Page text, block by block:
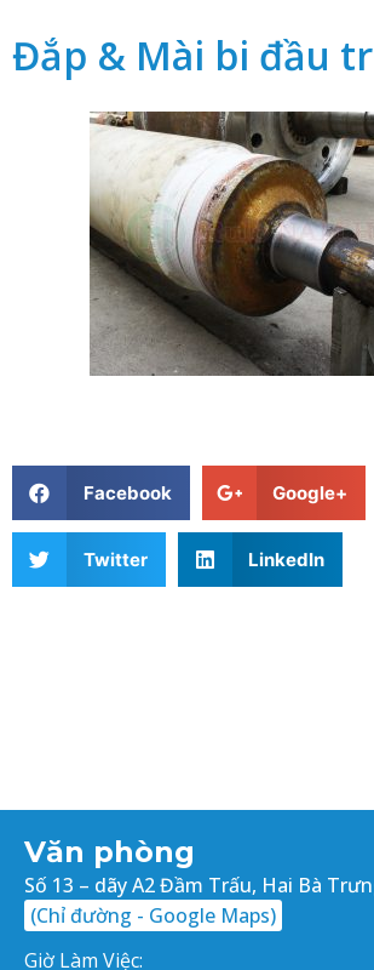
Đắp & Mài bi đầu
Facebook Google+
Twitter LinkedIn
Văn phòng
Số 13 – dãy A2 Đầm Trấu, Hai Bà
(Chỉ đường - Google Maps)
Giờ Làm Việc: